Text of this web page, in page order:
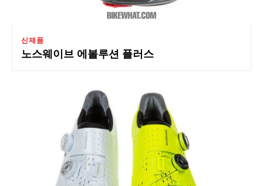
신제품
노스웨이브 에볼루션 플러스